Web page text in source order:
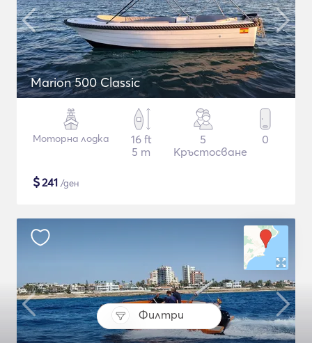
Филтри
Marion 500 Classic
Моторна лодка
16 ft
5 m
5
Кръстосване
0
$241 /ден